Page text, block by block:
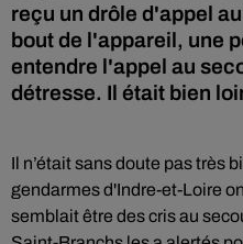
reçu un drôle d'appel
bout de l'appareil, une
entendre l'appel au
détresse. Il était bien
Il n’était sans doute pas très
gendarmes d'Indre-et-Loire
semblait être des cris au